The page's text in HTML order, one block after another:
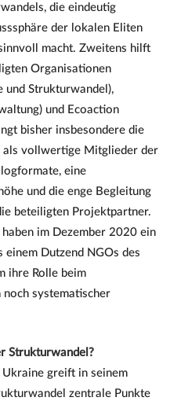
die eindeutig
der lokalen Eliten
macht. Zweitens hilft
Organisationen
und Strukturwandel),
und Ecoaction
bisher insbesondere die
als vollwertige Mitglieder der
eine
und die enge Begleitung
beteiligten Projektpartner.
im Dezember 2020 ein
Dutzend NGOs des
ihre Rolle beim
systematischer
Strukturwandel?
Ukraine greift in seinem
zentrale Punkte